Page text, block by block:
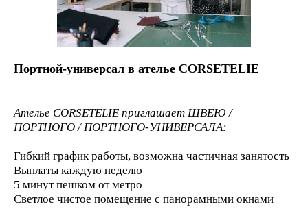
Портной-универсал в ателье CORSETELIE
Ателье CORSETELIE приглашает ШВЕЮ /
ПОРТНОГО / ПОРТНОГО-УНИВЕРСАЛА:
Гибкий график работы, возможна частичная занятость
Выплаты каждую неделю
5 минут пешком от метро
Светлое чистое помещение с панорамными окнами